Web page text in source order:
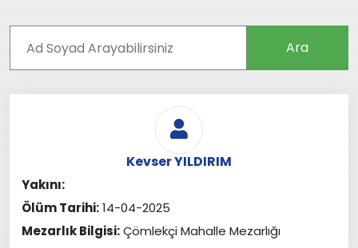
Ara
Kevser YILDIRIM
Yakını:
Ölüm Tarihi:14-04-2025
Mezarlık Bilgisi:Çömlekçi Mahalle Mezarlığı